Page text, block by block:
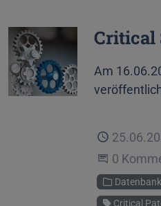
Critical
Am
Beginne
0
Kategorien
Critical